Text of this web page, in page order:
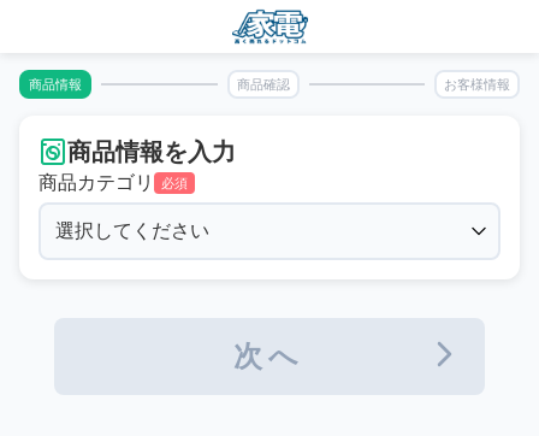
商品情報 商品確認 お客様情報
商品情報を入力
商品カテゴリ 必須
次へ